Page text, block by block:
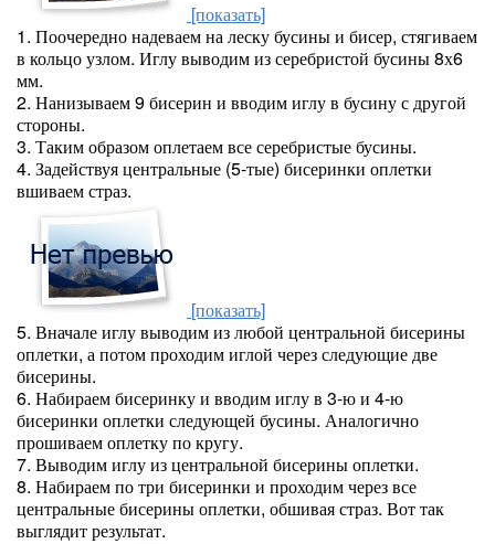
[показать]
1. Поочередно надеваем на леску бусины и бисер, стягиваем
в кольцо узлом. Иглу выводим из серебристой бусины 8х6
мм.
2. Нанизываем 9 бисерин и вводим иглу в бусину с другой
стороны.
3. Таким образом оплетаем все серебристые бусины.
4. Задействуя центральные (5-тые) бисеринки оплетки
вшиваем страз.
[показать]
5. Вначале иглу выводим из любой центральной бисерины
оплетки, а потом проходим иглой через следующие две
бисерины.
6. Набираем бисеринку и вводим иглу в 3-ю и 4-ю
бисеринки оплетки следующей бусины. Аналогично
прошиваем оплетку по кругу.
7. Выводим иглу из центральной бисерины оплетки.
8. Набираем по три бисеринки и проходим через все
центральные бисерины оплетки, обшивая страз. Вот так
выглядит результат.